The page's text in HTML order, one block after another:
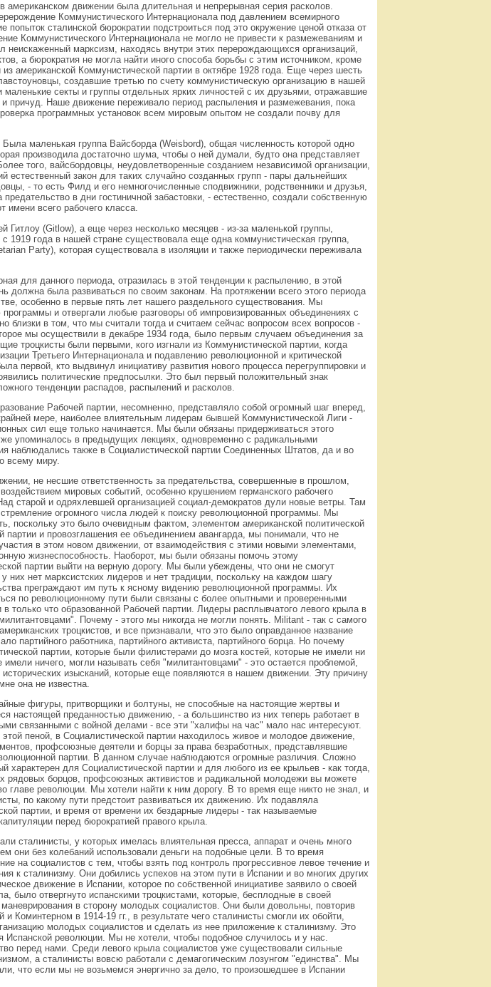
американском движении была длительная и непрерывная серия расколов.
Коммунистического Интернационала под давлением всемирного
попыток сталинской бюрократии подстроиться под это окружение ценой отказа от
Коммунистического Интернационала не могло не привести к размежеваниям и
неискаженный марксизм, находясь внутри этих перерождающихся организаций,
а бюрократия не могла найти иного способа борьбы с этим источником, кроме
американской Коммунистической партии в октябре 1928 года. Еще через шесть
создавшие третью по счету коммунистическую организацию в нашей
секты и группы отдельных ярких личностей с их друзьями, отражавшие
причуд. Наше движение переживало период распыления и размежевания, пока
программных установок всем мировым опытом не создали почву для
маленькая группа Вайсборда (Weisbord), общая численность которой одно
производила достаточно шума, чтобы о ней думали, будто она представляет
того, вайсбордовцы, неудовлетворенные созданием независимой организации,
естественный закон для таких случайно созданных групп - пары дальнейших
- то есть Филд и его немногочисленные сподвижники, родственники и друзья,
в дни гостиничной забастовки, - естественно, создали собственную
имени всего рабочего класса.
Гитлоу (Gitlow), а еще через несколько месяцев - из-за маленькой группы,
1919 года в нашей стране существовала еще одна коммунистическая группа,
Party), которая существовала в изоляции и также периодически переживала
для данного периода, отразилась в этой тенденции к распылению, в этой
должна была развиваться по своим законам. На протяжении всего этого периода
особенно в первые пять лет нашего раздельного существования. Мы
и отвергали любые разговоры об импровизированных объединениях с
близки в том, что мы считали тогда и считаем сейчас вопросом всех вопросов -
мы осуществили в декабре 1934 года, было первым случаем объединения за
троцкисты были первыми, кого изгнали из Коммунистической партии, когда
Третьего Интернационала и подавлению революционной и критической
первой, кто выдвинул инициативу развития нового процесса перегруппировки и
политические предпосылки. Это был первый положительный знак
тенденции распадов, распылений и расколов.
Рабочей партии, несомненно, представляло собой огромный шаг вперед,
мере, наиболее влиятельным лидерам бывшей Коммунистической Лиги -
сил еще только начинается. Мы были обязаны придерживаться этого
упоминалось в предыдущих лекциях, одновременно с радикальными
наблюдались также в Социалистической партии Соединенных Штатов, да и во
всему миру.
не несшие ответственность за предательства, совершенные в прошлом,
мировых событий, особенно крушением германского рабочего
старой и одряхлевшей организацией социал-демократов дули новые ветры. Там
огромного числа людей к поиску революционной программы. Мы
поскольку это было очевидным фактом, элементом американской политической
партии и провозглашения ее объединением авангарда, мы понимали, что не
в этом новом движении, от взаимодействия с этими новыми элементами,
жизнеспособность. Наоборот, мы были обязаны помочь этому
партии выйти на верную дорогу. Мы были убеждены, что они не смогут
них нет марксистских лидеров и нет традиции, поскольку на каждом шагу
преграждают им путь к ясному видению революционной программы. Их
по революционному пути были связаны с более опытными и проверенными
только что образованной Рабочей партии. Лидеры расплывчатого левого крыла в
Почему - этого мы никогда не могли понять. Militant - так с самого
троцкистов, и все признавали, что это было оправданное название
партийного работника, партийного активиста, партийного борца. Но почему
партии, которые были филистерами до мозга костей, которые не имели ни
ничего, могли называть себя "милитантовцами" - это остается проблемой,
изысканий, которые еще появляются в нашем движении. Эту причину
она не известна.
фигуры, притворщики и болтуны, не способные на настоящие жертвы и
настоящей преданностью движению, - а большинство из них теперь работает в
связанными с войной делами - все эти "халифы на час" мало нас интересуют.
пеной, в Социалистической партии находилось живое и молодое движение,
профсоюзные деятели и борцы за права безработных, представлявшие
партии. В данном случае наблюдаются огромные различия. Сложно
характерен для Социалистической партии и для любого из ее крыльев - как тогда,
рядовых борцов, профсоюзных активистов и радикальной молодежи вы можете
главе революции. Мы хотели найти к ним дорогу. В то время еще никто не знал, и
по какому пути предстоит развиваться их движению. Их подавляла
партии, и время от времени их бездарные лидеры - так называемые
перед бюрократией правого крыла.
сталинисты, у которых имелась влиятельная пресса, аппарат и очень много
они без колебаний использовали деньги на подобные цели. В то время
на социалистов с тем, чтобы взять под контроль прогрессивное левое течение и
к сталинизму. Они добились успехов на этом пути в Испании и во многих других
движение в Испании, которое по собственной инициативе заявило о своей
было отвергнуто испанскими троцкистами, которые, бесплодные в своей
маневрирования в сторону молодых социалистов. Они были довольны, повторив
Коминтерном в 1914-19 гг., в результате чего сталинисты смогли их обойти,
молодых социалистов и сделать из нее приложение к сталинизму. Это
революции. Мы не хотели, чтобы подобное случилось и у нас.
перед нами. Среди левого крыла социалистов уже существовали сильные
а сталинисты вовсю работали с демагогическим лозунгом "единства". Мы
что если мы не возьмемся энергично за дело, то произошедшее в Испании